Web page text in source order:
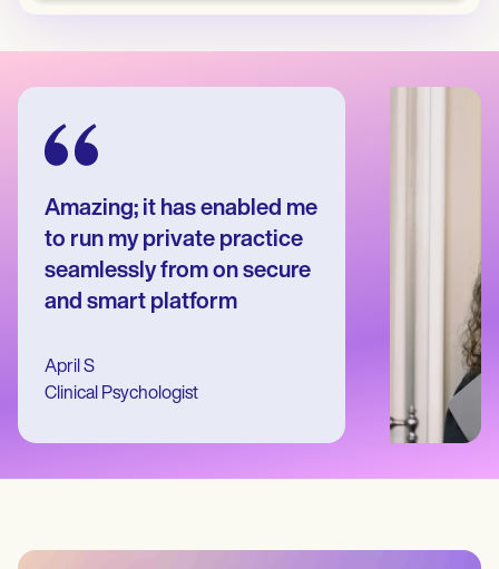
Webinars
Become a Partner
Pricing
Amazing; it has enabled me
to run my private practice
seamlessly from on secure
and smart platform
April S
Clinical Psychologist